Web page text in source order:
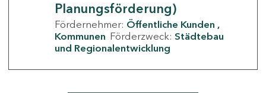
Planungsförderung)
Fördernehmer: Öffentliche Kunden
Kommunen Förderzweck: Städtebau
und Regionalentwicklung